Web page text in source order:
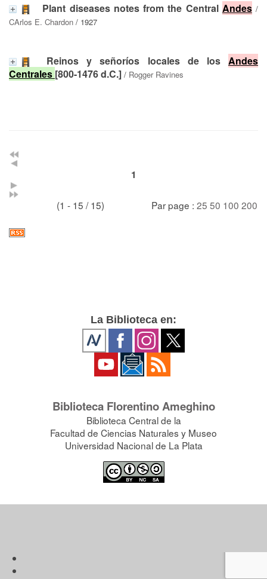
Plant diseases notes from the Central Andes/
CArlos E. Chardon / 1927
Reinos y señoríos locales de losAndes
Centrales [800-1476 d.C.] / Rogger Ravines
1
(1 - 15 / 15) Par page : 25 50 100 200
La Biblioteca en:
Biblioteca Florentino Ameghino
Biblioteca Central de la
Facultad de Ciencias Naturales y Museo
Universidad Nacional de La Plata